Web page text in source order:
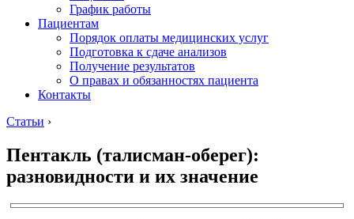
График работы
Пациентам
Порядок оплаты медицинских услуг
Подготовка к сдаче анализов
Получение результатов
О правах и обязанностях пациента
Контакты
Статьи ›
Пентакль (талисман-оберег):
разновидности и их значение